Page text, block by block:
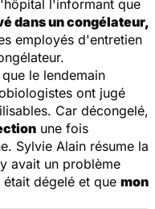
l'informant que
dans un congélateur,
employés d'entretien
le lendemain
ont jugé
Car décongelé,
une fois
Sylvie Alain résume la
avait un problème
dégelé et que mon